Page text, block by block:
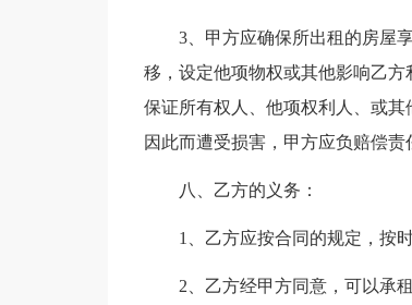
3、甲方应确保所出租的房屋
移，设定他项物权或其他影响乙
保证所有权人、他项权利人、或
因此而遭受损害，甲方应负赔偿责
八、乙方的义务：
1、乙方应按合同的规定，按
2、乙方经甲方同意，可以承